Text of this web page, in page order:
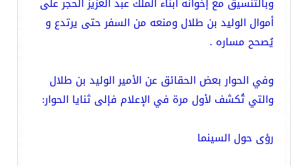
أموال الوليد بن طلال ومنعه من السفر حتى يرتدع و
يُصحح مساره .
وفي الحوار بعض الحقائق عن الأمير الوليد بن طلال
والتي تُكشف لأول مرة في الإعلام فإلى ثنايا الحوار:
رؤى حول السينما